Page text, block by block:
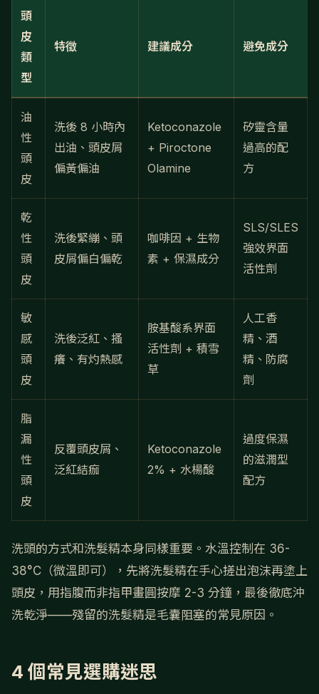
頭
皮
類
型
特徵 建議成分 避免成分
油
性
頭
皮
洗後 8 小時內
出油、頭皮屑
偏黃偏油
Ketoconazole
+ Piroctone
Olamine
矽靈含量
過高的配
方
乾
性
頭
皮
洗後緊繃、頭
皮屑偏白偏乾
咖啡因 + 生物
素 + 保濕成分
SLS/SLES
強效界面
活性劑
敏
感
頭
皮
洗後泛紅、搔
癢、有灼熱感
胺基酸系界面
活性劑 + 積雪
草
人工香
精、酒
精、防腐
劑
脂
漏
性
頭
皮
反覆頭皮屑、
泛紅結痂
Ketoconazole
2% + 水楊酸
過度保濕
的滋潤型
配方
洗頭的方式和洗髮精本身同樣重要。水溫控制在 36-
38°C（微溫即可），先將洗髮精在手心搓出泡沫再塗上
頭皮，用指腹而非指甲畫圓按摩 2-3 分鐘，最後徹底沖
洗乾淨——殘留的洗髮精是毛囊阻塞的常見原因。
4 個常見選購迷思